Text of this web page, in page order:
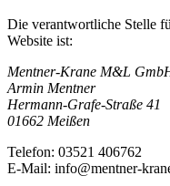
Die verantwortliche Stelle
Website ist:
Mentner-Krane M&L
Armin Mentner
Hermann-Grafe-Straße 41
01662 Meißen
Telefon: 03521 406762
E-Mail: info@mentner-